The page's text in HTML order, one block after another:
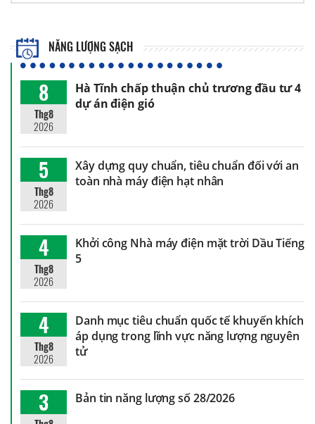
NĂNG LƯỢNG SẠCH
8
Thg8
2026
Hà Tĩnh chấp thuận chủ trương đầu tư 4
dự án điện gió
5
Thg8
2026
Xây dựng quy chuẩn, tiêu chuẩn đối với an
toàn nhà máy điện hạt nhân
4
Thg8
2026
Khởi công Nhà máy điện mặt trời Dầu Tiếng
5
4
Thg8
2026
Danh mục tiêu chuẩn quốc tế khuyến khích
áp dụng trong lĩnh vực năng lượng nguyên
tử
3 Bản tin năng lượng số 28/2026